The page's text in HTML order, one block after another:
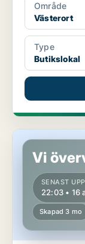
Område
Västerort
Type
Butikslokal
Butikslokal i
Vi
SENAST
22:03 • 16
Skapad 3 mo